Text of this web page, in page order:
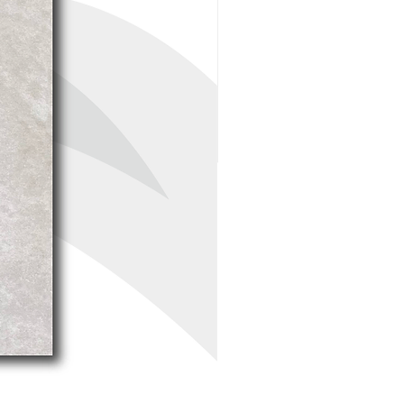
agua y pérdida de color.
Hidratación más rápida para
un color más homogéneo.
Color consistente y
duradero.
No se agrieta ni se contrae.
Alta resistencia a la
compresión y abrasión.
limpiar.
Cumple las normas ANSI
A118.6 e INTE C106.